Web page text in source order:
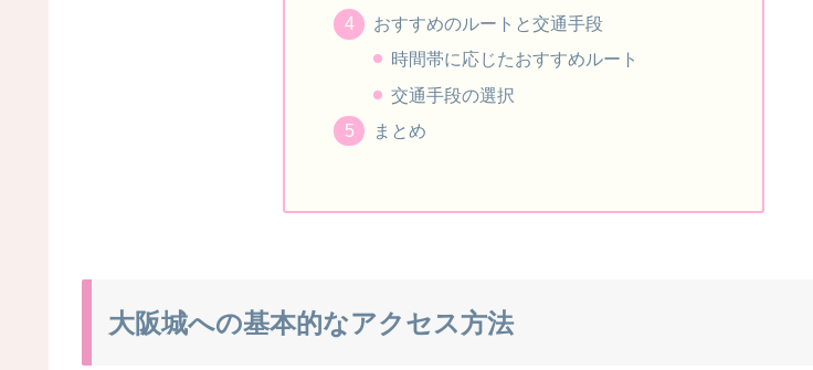
おすすめのルートと交通手段
時間帯に応じたおすすめルート
交通手段の選択
まとめ
大阪城への基本的なアクセス方法